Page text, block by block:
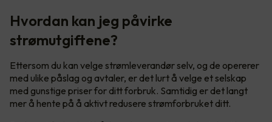
Hvordan kan jeg påvirke
strømutgiftene?
Ettersom du kan velge strømleverandør selv, og de opererer
med ulike påslag og avtaler, er det lurt å velge et selskap
med gunstige priser for ditt forbruk. Samtidig er det langt
mer å hente på å aktivt redusere strømforbruket ditt.